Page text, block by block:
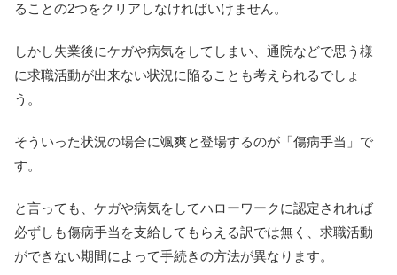
ることの2つをクリアしなければいけません。
しかし失業後にケガや病気をしてしまい、通院などで思う様
に求職活動が出来ない状況に陥ることも考えられるでしょ
う。
そういった状況の場合に颯爽と登場するのが「傷病手当」で
す。
と言っても、ケガや病気をしてハローワークに認定されれば
必ずしも傷病手当を支給してもらえる訳では無く、求職活動
ができない期間によって手続きの方法が異なります。